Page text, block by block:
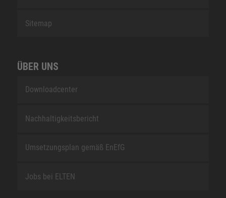
Sitemap
ÜBER UNS
Downloadcenter
Nachhaltigkeitsbericht
Umsetzungsplan gemäß EnEfG
Jobs bei ELTEN